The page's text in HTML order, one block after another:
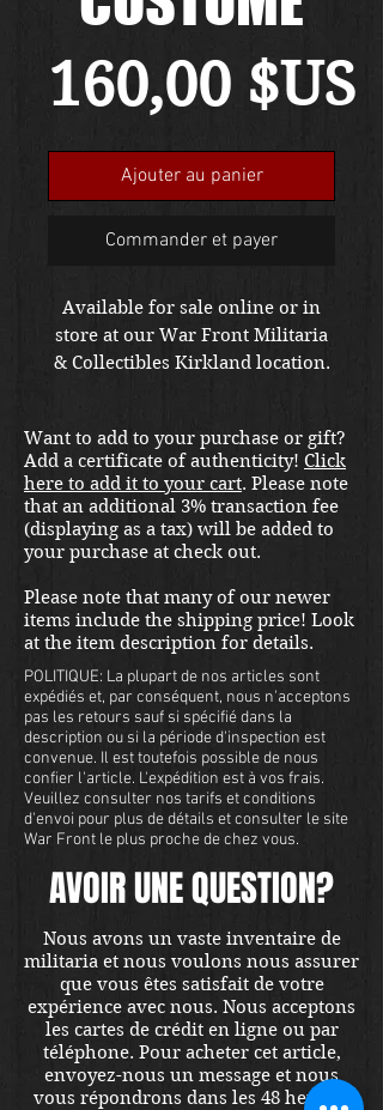
160,00 $US
Ajouter au panier
Commander et payer
Available for sale online or in
store at our War Front Militaria
& Collectibles Kirkland location.
Want to add to your purchase or gift?
Add a certificate of authenticity! Click
here to add it to your cart. Please note
that an additional 3% transaction fee
(displaying as a tax) will be added to
your purchase at check out.
Please note that many of our newer
items include the shipping price! Look
at the item description for details.
POLITIQUE: La plupart de nos articles sont
expédiés et, par conséquent, nous n'acceptons
pas les retours sauf si spécifié dans la
description ou si la période d'inspection est
convenue. Il est toutefois possible de nous
confier l'article. L'expédition est à vos frais.
Veuillez consulter nos tarifs et conditions
d'envoi pour plus de détails et consulter le site
War Front le plus proche de chez vous.
AVOIR UNE QUESTION?
Nous avons un vaste inventaire de
militaria et nous voulons nous assurer
que vous êtes satisfait de votre
expérience avec nous. Nous acceptons
les cartes de crédit en ligne ou par
téléphone. Pour acheter cet article,
envoyez-nous un message et nous
vous répondrons dans les 48 heures.